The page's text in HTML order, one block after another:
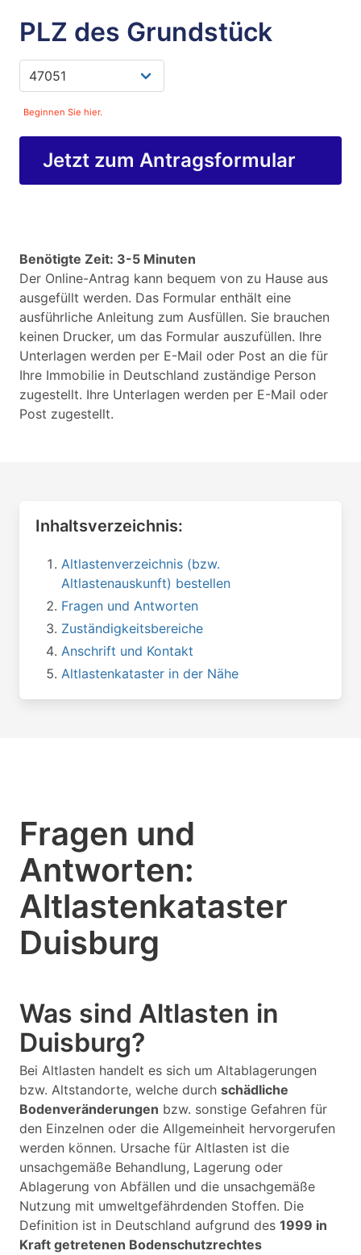
PLZ des Grundstück
Beginnen Sie hier.
Jetzt zum Antragsformular
Benötigte Zeit: 3-5 Minuten
Der Online-Antrag kann bequem von zu Hause aus
ausgefüllt werden. Das Formular enthält eine
ausführliche Anleitung zum Ausfüllen. Sie brauchen
keinen Drucker, um das Formular auszufüllen. Ihre
Unterlagen werden per E-Mail oder Post an die für
Ihre Immobilie in Deutschland zuständige Person
zugestellt. Ihre Unterlagen werden per E-Mail oder
Post zugestellt.
Inhaltsverzeichnis:
Altlastenverzeichnis (bzw.
Altlastenauskunft) bestellen
Fragen und Antworten
Zuständigkeitsbereiche
Anschrift und Kontakt
Altlastenkataster in der Nähe
Fragen und
Antworten:
Altlastenkataster
Duisburg
Was sind Altlasten in
Duisburg?
Bei Altlasten handelt es sich um Altablagerungen
bzw. Altstandorte, welche durch schädliche
Bodenveränderungen bzw. sonstige Gefahren für
den Einzelnen oder die Allgemeinheit hervorgerufen
werden können. Ursache für Altlasten ist die
unsachgemäße Behandlung, Lagerung oder
Ablagerung von Abfällen und die unsachgemäße
Nutzung mit umweltgefährdenden Stoffen. Die
Definition ist in Deutschland aufgrund des 1999 in
Kraft getretenen Bodenschutzrechtes